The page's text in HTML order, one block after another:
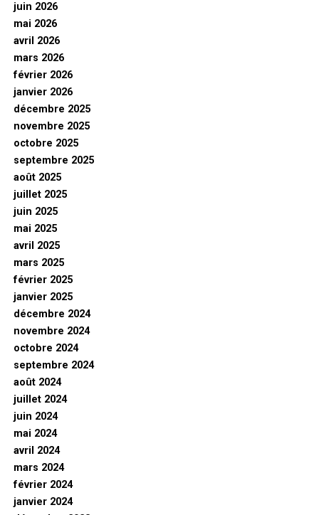
juin 2026
mai 2026
avril 2026
mars 2026
février 2026
janvier 2026
décembre 2025
novembre 2025
octobre 2025
septembre 2025
août 2025
juillet 2025
juin 2025
mai 2025
avril 2025
mars 2025
février 2025
janvier 2025
décembre 2024
novembre 2024
octobre 2024
septembre 2024
août 2024
juillet 2024
juin 2024
mai 2024
avril 2024
mars 2024
février 2024
janvier 2024